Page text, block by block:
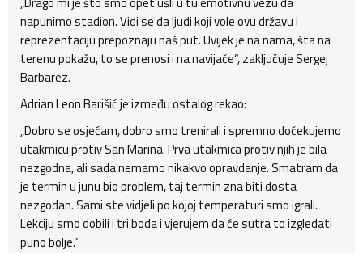
napunimo stadion. Vidi se da ljudi koji vole ovu državu i
reprezentaciju prepoznaju naš put. Uvijek je na nama, šta na
terenu pokažu, to se prenosi i na navijače“, zaključuje Sergej
Barbarez.
Adrian Leon Barišić je između ostalog rekao:
„Dobro se osjećam, dobro smo trenirali i spremno dočekujemo
utakmicu protiv San Marina. Prva utakmica protiv njih je bila
nezgodna, ali sada nemamo nikakvo opravdanje. Smatram da
je termin u junu bio problem, taj termin zna biti dosta
nezgodan. Sami ste vidjeli po kojoj temperaturi smo igrali.
Lekciju smo dobili i tri boda i vjerujem da će sutra to izgledati
puno bolje.“